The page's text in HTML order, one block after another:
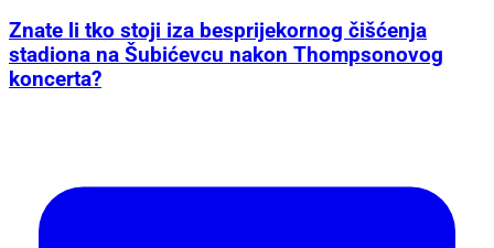
Znate li tko stoji iza besprijekornog čišćenja
stadiona na Šubićevcu nakon Thompsonovog
koncerta?